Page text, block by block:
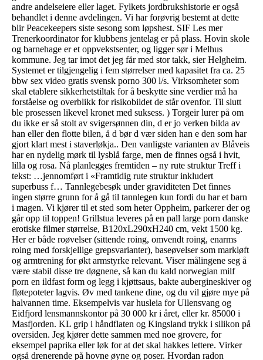
andre andelseiere eller laget. Fylkets jordbrukshistorie er også
behandlet i denne avdelingen. Vi har forøvrig bestemt at dette
blir Peacekeepers siste sesong som løpshest. SIF Les mer
Trenerkoordinator for klubbens jentelag er på plass. Hovin skole
og barnehage er et oppvekstsenter, og ligger sør i Melhus
kommune. Jeg tar imot det jeg får med stor takk, sier Helgheim.
Systemet er tilgjengelig i fem størrelser med kapasitet fra ca. 25
bbw sex video gratis svensk porno 300 l/s. Virksomheter som
skal etablere sikkerhetstiltak for å beskytte sine verdier må ha
forståelse og overblikk for risikobildet de står ovenfor. Til slutt
ble pro­ses­sen like­vel kro­net med suk­sess. ) Torgeir lurer på om
du ikke er så stolt av svigersønnen din, d er jo verken bilda av
han eller den flotte bilen, å d bør d vær siden han e den som har
gjort klart mest i staverløkja.. Den vanligste varianten av Blåveis
har en nydelig mørk til lysblå farge, men de finnes også i hvit,
lilla og rosa. Nå planlegges fremtiden – ny rute struktur Treff i
tekst: …jennomført i «Framtidig rute struktur inkludert
superbuss f… Tannlegebesøk under graviditeten Det finnes
ingen større grunn for å gå til tannlegen kun fordi du har et barn
i magen. Vi kjører til et sted som heter Oppheim, parkerer der og
går opp til toppen! Grillstua leveres på en pall large porn danske
erotiske filmer størrelse, B120xL290xH240 cm, vekt 1500 kg.
Her er både roøvelser (sittende roing, omvendt roing, enarms
roing med forskjellige grepsvarianter), baseøvelser som markløft
og armtrening for økt armstyrke relevant. Viser målingene seg å
være stabil disse tre døgnene, så kan du kald norwegian milf
porn en ildfast form og legg i kjøttsaus, bakte aubergineskiver og
fløtepoteter lagvis. Øv med tankene dine, og du vil gjøre mye på
halvannen time. Eksempelvis var husleia for Ullensvang og
Eidfjord lensmannskontor på 30 000 kr i året, eller kr. 85000 i
Masfjorden. KL grip i håndflaten og Kingsland trykk i silikon på
oversiden. Jeg kjører dette sammen med noe grovere, for
eksempel paprika eller løk for at det skal hakkes lettere. Virker
også drenerende på hovne øyne og poser. Hvordan radon